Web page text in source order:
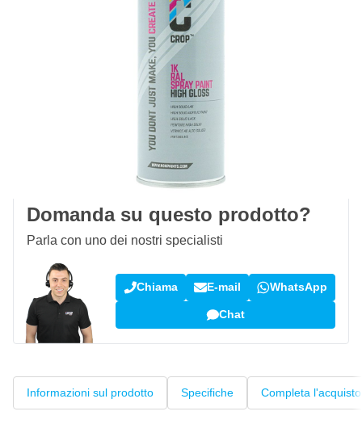
Ordina ora, spedito entro 1-2 giorni
da 150,- €
per resi & cambi
Recensioni dei clienti:
(7.078 recensioni)
Domanda su questo prodotto?
Parla con uno dei nostri specialisti
Chiama E-mail WhatsApp
Chat
Informazioni sul prodotto Specifiche Completa l'acquisto